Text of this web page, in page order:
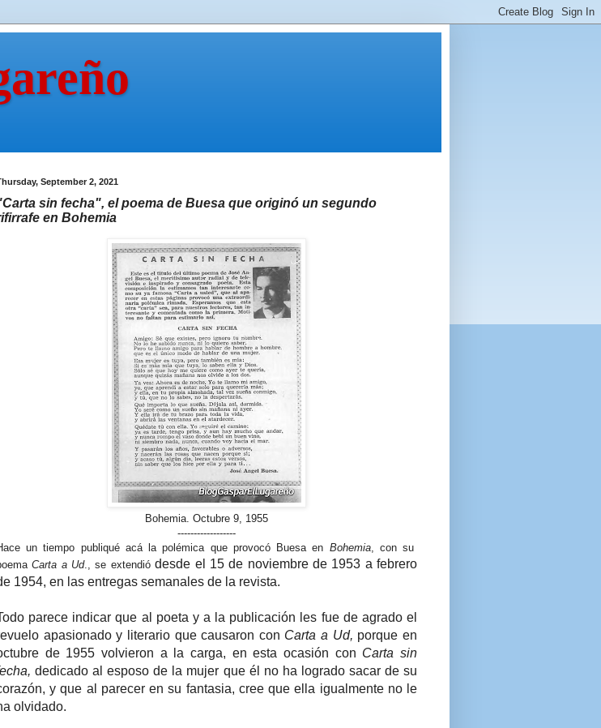
September 2, 2021
sin fecha", el poema de Buesa que originó un segundo
en Bohemia
Bohemia. Octubre 9, 1955
------------------
un tiempo publiqué acá la polémica que provocó Buesa en Bohemia, con su
Carta a Ud., se extendiódesde el 15 de noviembre de 1953 a febrero
1954, en las entregas semanales de la revista.
parece indicar que al poeta y a la publicación les fue de agrado el
apasionado y literario que causaron con Carta a Ud, porque en
de 1955 volvieron a la carga, en esta ocasión con Carta sin
dedicado al esposo de la mujer que él no ha logrado sacar de su
y que al parecer en su fantasia, cree que ella igualmente no le
olvidado.